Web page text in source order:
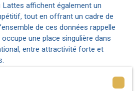
affichent également un
tout en offrant un cadre de
de ces données rappelle
une place singulière dans
entre attractivité forte et